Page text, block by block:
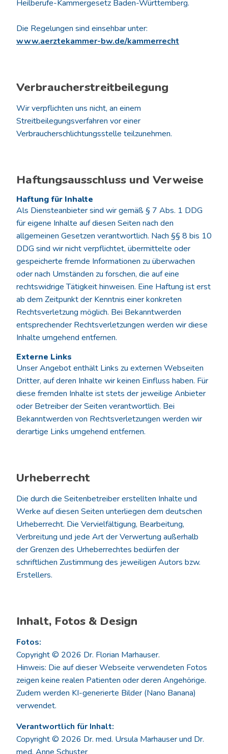
Heilberufe-Kammergesetz Baden-Württemberg.
Die Regelungen sind einsehbar unter:
www.aerztekammer-bw.de/kammerrecht
Verbraucherstreitbeilegung
Wir verpflichten uns nicht, an einem
Streitbeilegungsverfahren vor einer
Verbraucherschlichtungsstelle teilzunehmen.
Haftungsausschluss und Verweise
Haftung für Inhalte
Als Diensteanbieter sind wir gemäß § 7 Abs. 1 DDG
für eigene Inhalte auf diesen Seiten nach den
allgemeinen Gesetzen verantwortlich. Nach §§ 8 bis 10
DDG sind wir nicht verpflichtet, übermittelte oder
gespeicherte fremde Informationen zu überwachen
oder nach Umständen zu forschen, die auf eine
rechtswidrige Tätigkeit hinweisen. Eine Haftung ist erst
ab dem Zeitpunkt der Kenntnis einer konkreten
Rechtsverletzung möglich. Bei Bekanntwerden
entsprechender Rechtsverletzungen werden wir diese
Inhalte umgehend entfernen.
Externe Links
Unser Angebot enthält Links zu externen Webseiten
Dritter, auf deren Inhalte wir keinen Einfluss haben. Für
diese fremden Inhalte ist stets der jeweilige Anbieter
oder Betreiber der Seiten verantwortlich. Bei
Bekanntwerden von Rechtsverletzungen werden wir
derartige Links umgehend entfernen.
Urheberrecht
Die durch die Seitenbetreiber erstellten Inhalte und
Werke auf diesen Seiten unterliegen dem deutschen
Urheberrecht. Die Vervielfältigung, Bearbeitung,
Verbreitung und jede Art der Verwertung außerhalb
der Grenzen des Urheberrechtes bedürfen der
schriftlichen Zustimmung des jeweiligen Autors bzw.
Erstellers.
Inhalt, Fotos & Design
Fotos:
Copyright © 2026 Dr. Florian Marhauser.
Hinweis: Die auf dieser Webseite verwendeten Fotos
zeigen keine realen Patienten oder deren Angehörige.
Zudem werden KI-generierte Bilder (Nano Banana)
verwendet.
Verantwortlich für Inhalt:
Copyright © 2026 Dr. med. Ursula Marhauser und Dr.